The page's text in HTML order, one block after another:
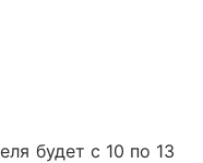
будет с 10 по 13